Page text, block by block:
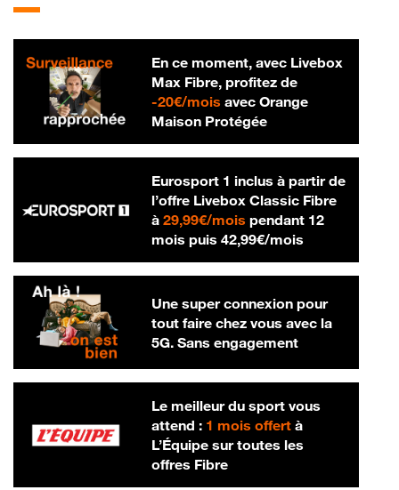
En ce moment, avec Livebox
Max Fibre, profitez de
-20€/mois20 € par mois
avec Orange
Maison Protégée
Eurosport 1 inclus à partir de
l’offre Livebox Classic Fibre
à 29,99€/mois29,99 € par mois
pendant 12
mois puis 42,99€/mois42,99 € par
Une super connexion pour
tout faire chez vous avec la
5G. Sans engagement
Le meilleur du sport vous
attend : 1 mois offertà
L’Équipe sur toutes les
offres Fibre